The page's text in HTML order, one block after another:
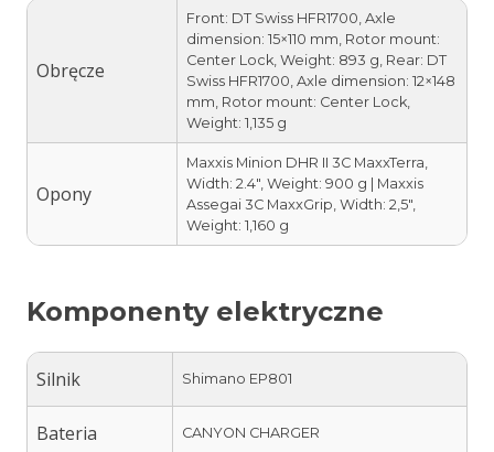
Obręcze
Front: DT Swiss HFR1700, Axle
dimension: 15×110 mm, Rotor mount:
Center Lock, Weight: 893 g, Rear: DT
Swiss HFR1700, Axle dimension: 12×148
mm, Rotor mount: Center Lock,
Weight: 1,135 g
Opony
Maxxis Minion DHR II 3C MaxxTerra,
Width: 2.4″, Weight: 900 g | Maxxis
Assegai 3C MaxxGrip, Width: 2,5″,
Weight: 1,160 g
Komponenty elektryczne
Silnik Shimano EP801
Bateria CANYON CHARGER